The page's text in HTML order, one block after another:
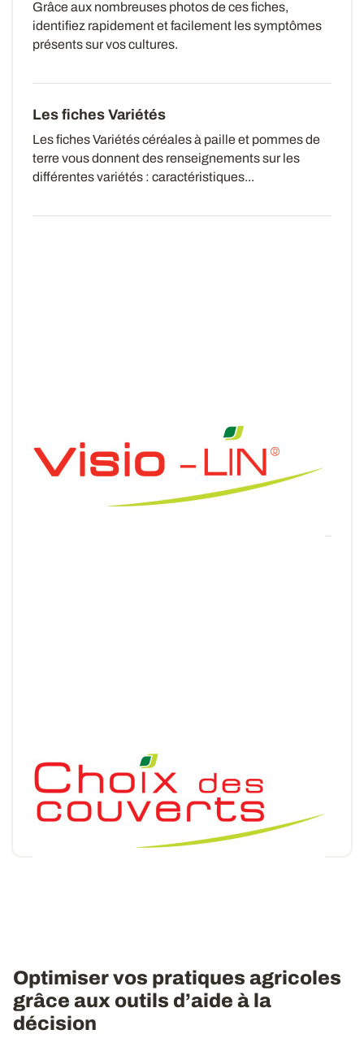
Grâce aux nombreuses photos de ces fiches,
identifiez rapidement et facilement les symptômes
présents sur vos cultures.
Les fiches Variétés
Les fiches Variétés céréales à paille et pommes de
terre vous donnent des renseignements sur les
différentes variétés : caractéristiques...
Visio-LIN
Améliorez vos gains de productivité en évaluant
correctement le stade de maturité du lin fibre.
Choix des couverts
Choisissez les cultures intermédiaires qui
correspondent au mieux à votre situation.
Optimiser vos pratiques agricoles
grâce aux outils d’aide à la
décision